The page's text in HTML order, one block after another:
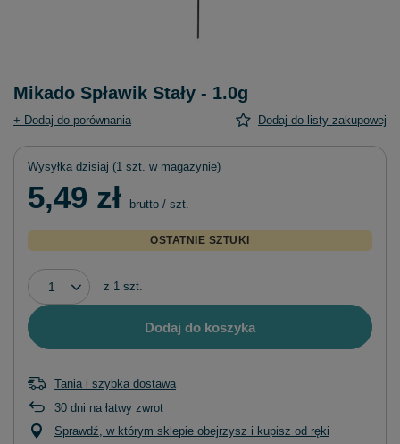
Mikado Spławik Stały - 1.0g
+ Dodaj do porównania Dodaj do listy zakupowej
Wysyłka dzisiaj (1 szt. w magazynie)
5,49 zł brutto / szt.
OSTATNIE SZTUKI
z 1 szt.
Dodaj do koszyka
Tania i szybka dostawa
30 dni na łatwy zwrot
Sprawdź, w którym sklepie obejrzysz i kupisz od ręki